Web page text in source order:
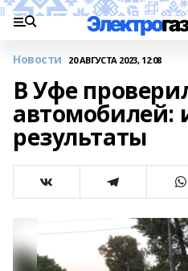
Новости 20 АВГУСТА 2023, 12:08
В Уфе
автомобилей:
результаты